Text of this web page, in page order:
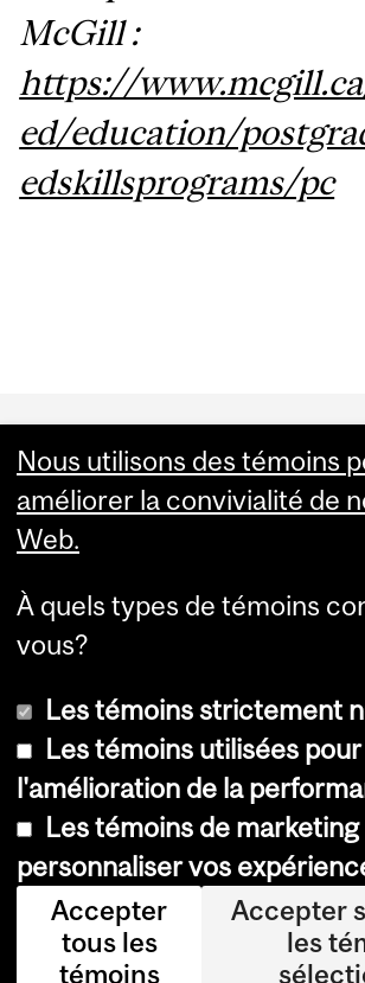
McGill :
https://
ed/education/
edskillsprograms/pc
Department
and
University
Information
Palliative Care in Action
© Université McGill, 2026
Accessibilité
Avis sur les témoins
Paramètres des témoins
Nous utilisons des témoins
améliorer la convivialité de
Web.
À quels types de témoins
vous?
Les témoins strictement
Les témoins utilisées pour
l'amélioration de la
Les témoins de
personnaliser vos
Accepter
tous les
témoins
Accepter
les